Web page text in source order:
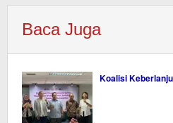
Baca Juga
Koalisi